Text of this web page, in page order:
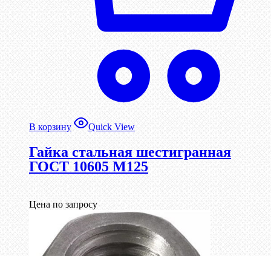
В корзину Quick View
Гайка стальная шестигранная
ГОСТ 10605 М125
Цена по запросу